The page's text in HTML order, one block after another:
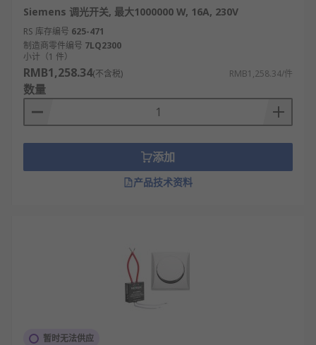
Siemens 调光开关, 最大1000000 W, 16A, 230V
RS 库存编号 625-471
制造商零件编号 7LQ2300
小计（1 件）
RMB1,258.34(不含税) RMB1,258.34/件
数量
添加
产品技术资料
暂时无法供应